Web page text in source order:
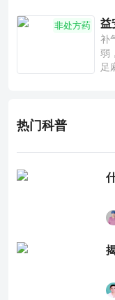
非处方药 益
补
弱
足
热门科普